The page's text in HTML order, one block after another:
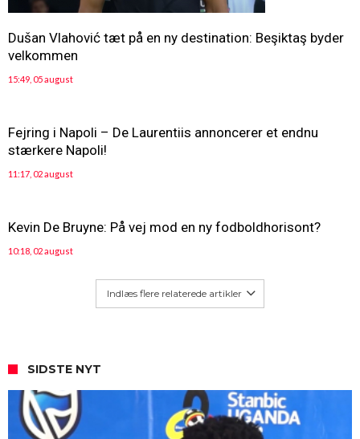
Dušan Vlahović tæt på en ny destination: Beşiktaş byder
velkommen
15:49, 05 august
Fejring i Napoli – De Laurentiis annoncerer et endnu
stærkere Napoli!
11:17, 02 august
Kevin De Bruyne: På vej mod en ny fodboldhorisont?
10:18, 02 august
Indlæs flere relaterede artikler
SIDSTE NYT